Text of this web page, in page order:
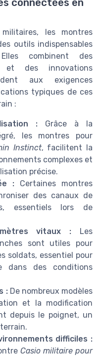
les montres
outils indispensables
combinent des
et des innovations
aux exigences
typiques de ces
:
: Grâce à la
les montres pour
Instinct, facilitent la
complexes et
précise.
: Certaines montres
des canaux de
essentiels lors de
vitaux : Les
sont utiles pour
soldats, essentiel pour
dans des conditions
:De nombreux modèles
et la modification
depuis le poignet, un
difficiles :
Casio militaire pour